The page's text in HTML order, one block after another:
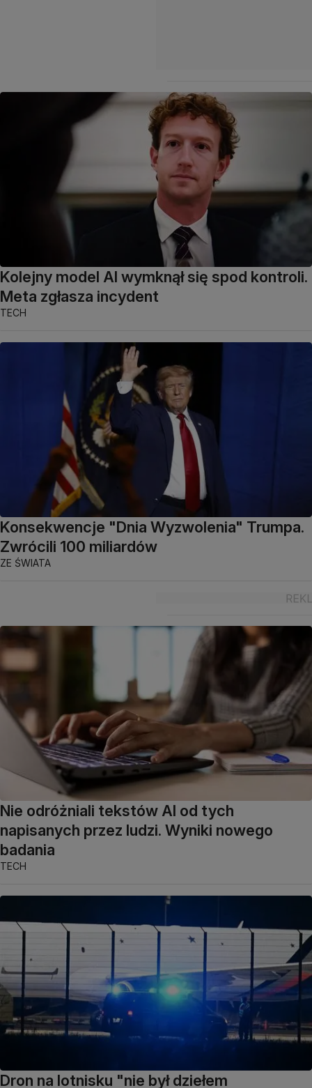
Kolejny model AI wymknął się spod kontroli.
Meta zgłasza incydent
TECH
Konsekwencje "Dnia Wyzwolenia" Trumpa.
Zwrócili 100 miliardów
ZE ŚWIATA
Nie odróżniali tekstów AI od tych
napisanych przez ludzi. Wyniki nowego
badania
TECH
Dron na lotnisku "nie był dziełem